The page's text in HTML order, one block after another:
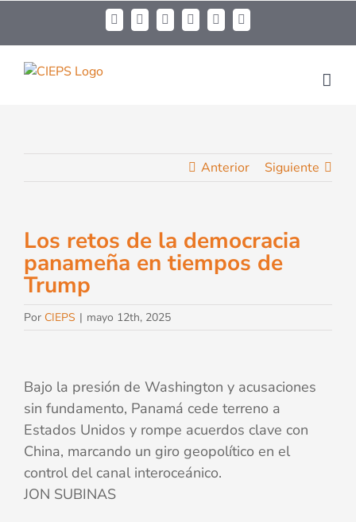
Anterior Siguiente
Los retos de la democracia
panameña en tiempos de
Trump
Por CIEPS | mayo 12th, 2025
Bajo la presión de Washington y acusaciones
sin fundamento, Panamá cede terreno a
Estados Unidos y rompe acuerdos clave con
China, marcando un giro geopolítico en el
control del canal interoceánico.
JON SUBINAS